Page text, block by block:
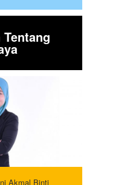
Akmal Binti